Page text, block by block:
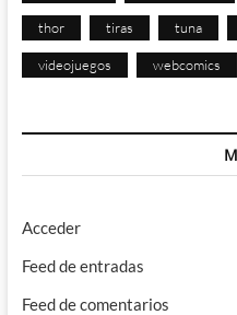
thor tiras tuna
videojuegos webcomics
Acceder
Feed de entradas
Feed de comentarios